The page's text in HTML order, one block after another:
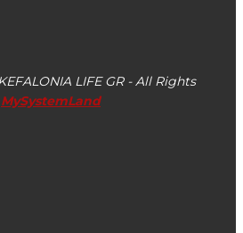
LIFE GR - All Rights
MySystemLand